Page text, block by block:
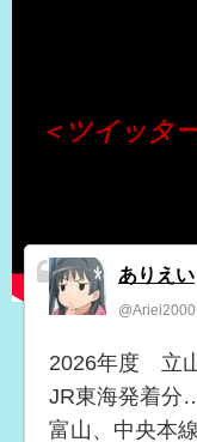
＜ツイッタ
ありえい
@Ariei2000
2026年度 立
JR東海発着分
富山、中央本